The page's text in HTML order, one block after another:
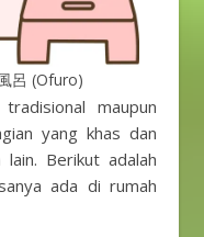
呂 (Ofuro)
maupun
yang khas dan
Berikut adalah
ada di rumah